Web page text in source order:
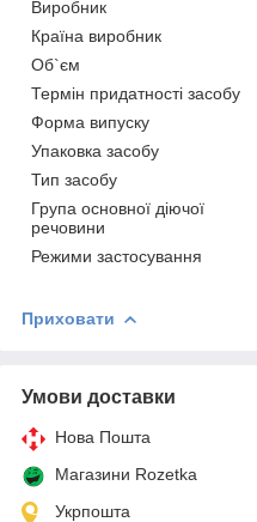
Виробник
Країна виробник
Об`єм
Термін придатності засобу
Форма випуску
Упаковка засобу
Тип засобу
Група основної діючої
речовини
Режими застосування
Приховати
Умови доставки
Нова Пошта
Магазини Rozetka
Укрпошта